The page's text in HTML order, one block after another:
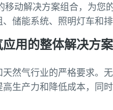
移动解决方案组合，为
储能系统、照明灯车和排
用的整体解决方案
然气行业的严格要求。
生产力和降低成本，同